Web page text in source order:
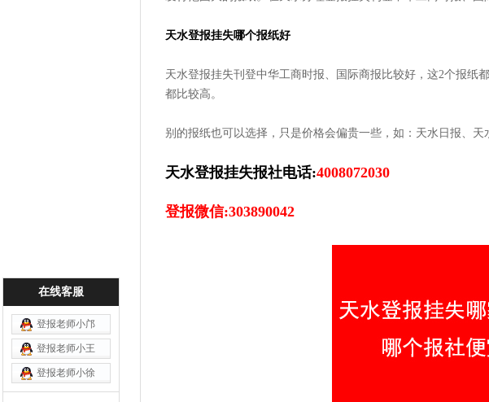
天水登报挂失哪个报纸好
天水登报挂失刊登中华工商时报、国际商报比较好，这2个报纸
都比较高。
别的报纸也可以选择，只是价格会偏贵一些，如：天水日报、天
天水登报挂失报社电话:4008072030
登报微信:303890042
在线客服
登报老师小邝
登报老师小王
登报老师小徐